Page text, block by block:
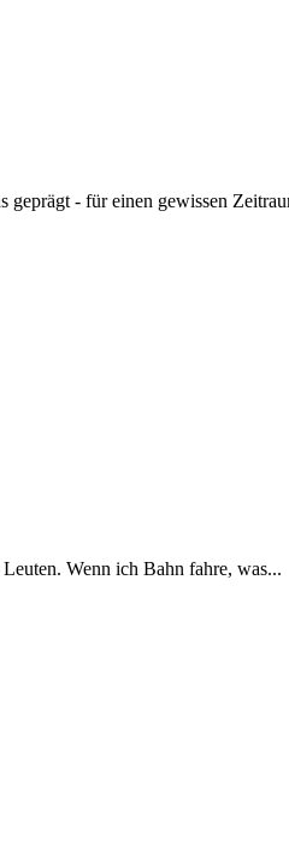
- für einen gewissen
Wenn ich Bahn fahre, was...